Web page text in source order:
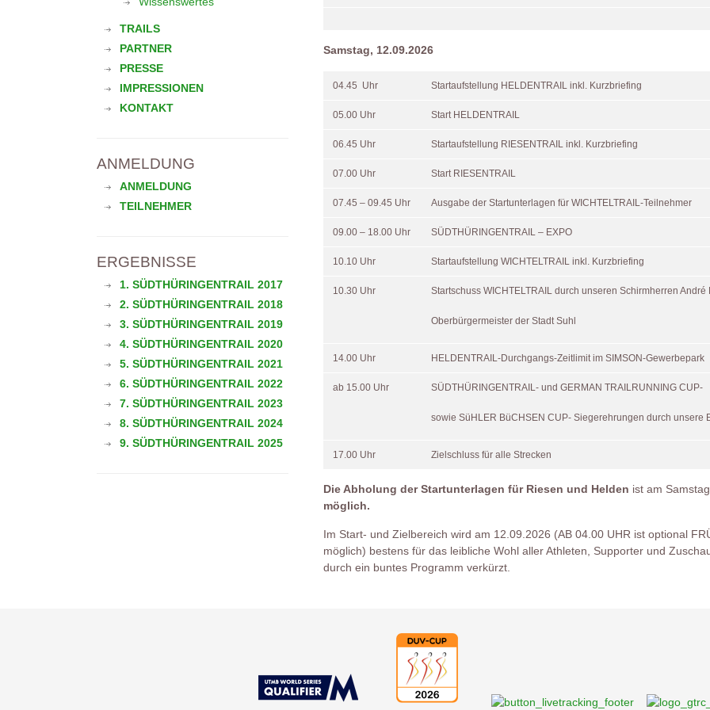
TRAILS
PARTNER
PRESSE
IMPRESSIONEN
KONTAKT
ANMELDUNG
ANMELDUNG
TEILNEHMER
ERGEBNISSE
1. SÜDTHÜRINGENTRAIL 2017
2. SÜDTHÜRINGENTRAIL 2018
3. SÜDTHÜRINGENTRAIL 2019
4. SÜDTHÜRINGENTRAIL 2020
5. SÜDTHÜRINGENTRAIL 2021
6. SÜDTHÜRINGENTRAIL 2022
7. SÜDTHÜRINGENTRAIL 2023
8. SÜDTHÜRINGENTRAIL 2024
9. SÜDTHÜRINGENTRAIL 2025
Samstag, 12.09.2026
04.45 Uhr Startaufstellung HELDENTRAIL inkl. Kurzbriefing
05.00 Uhr Start HELDENTRAIL
06.45 Uhr Startaufstellung RIESENTRAIL inkl. Kurzbriefing
07.00 Uhr Start RIESENTRAIL
07.45 – 09.45 Uhr Ausgabe der Startunterlagen für WICHTELTRAIL-Teilnehmer
09.00 – 18.00 Uhr SÜDTHÜRINGENTRAIL – EXPO
10.10 Uhr Startaufstellung WICHTELTRAIL inkl. Kurzbriefing
10.30 Uhr Startschuss WICHTELTRAIL durch unseren Schirmherren André
Oberbürgermeister der Stadt Suhl
14.00 Uhr HELDENTRAIL-Durchgangs-Zeitlimit im SIMSON-Gewerbepark
ab 15.00 Uhr SÜDTHÜRINGENTRAIL- und GERMAN TRAILRUNNING CUP-
sowie SüHLER BüCHSEN CUP- Siegerehrungen durch unsere
17.00 Uhr Zielschluss für alle Strecken
Die Abholung der Startunterlagen für Riesen und Helden ist am
möglich.
Im Start- und Zielbereich wird am 12.09.2026 (AB 04.00 UHR ist optional
möglich) bestens für das leibliche Wohl aller Athleten, Supporter und
durch ein buntes Programm verkürzt.